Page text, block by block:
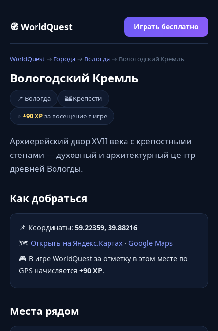
🧭 WorldQuest Играть бесплатно
WorldQuest → Города → Вологда → Вологодский Кремль
Вологодский Кремль
📍 Вологда
🏰 Крепости
⭐ +90 XPза посещение в игре
Архиерейский двор XVII века с крепостными
стенами — духовный и архитектурный центр
древней Вологды.
Как добраться
📌 Координаты: 59.22359, 39.88216
🗺️ Открыть на Яндекс.Картах · Google Maps
🎮 В игре WorldQuest за отметку в этом месте по
GPS начисляется +90 XP.
Места рядом